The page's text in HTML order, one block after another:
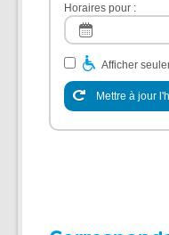
Horaires pour :
Afficher
Mettre à jour